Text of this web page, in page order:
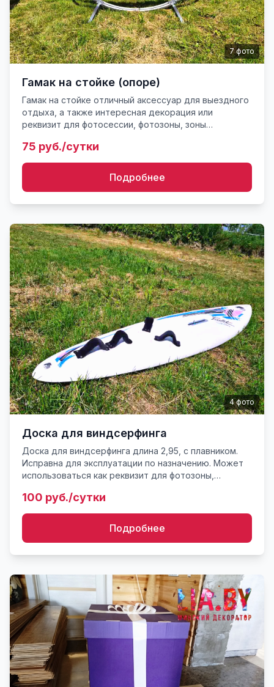
7фото
Гамак на стойке (опоре)
Гамак на стойке отличный аксессуар для выездного
отдыха, а также интересная декорация или
реквизит для фотосессии, фотозоны, зоны
Грузоподъемность стойки 200 ...
75 руб./сутки
Подробнее
4фото
Доска для виндсерфинга
Доска для виндсерфинга длина 2,95, с плавником.
Исправна для эксплуатации по назначению. Может
использоваться как реквизит для фотозоны,
экспозиции. При ...
100 руб./сутки
Подробнее